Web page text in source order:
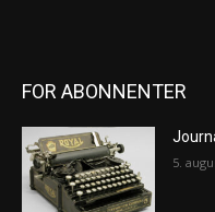
FOR ABONNENTER
5.